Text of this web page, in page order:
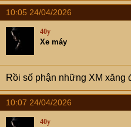
a
c
t
n
s
:
10:05 24/04/2026
40y
Xe máy
Rồi số phận những XM xăng
10:07 24/04/2026
40y